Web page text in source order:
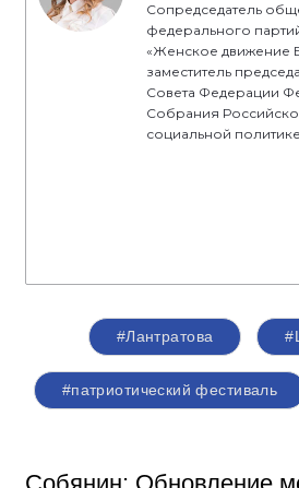
Сопредседатель
федерального
«Женское движение
заместитель
Совета Федерации
Собрания
социальной политике
#Лантратова
#патриотический фестиваль